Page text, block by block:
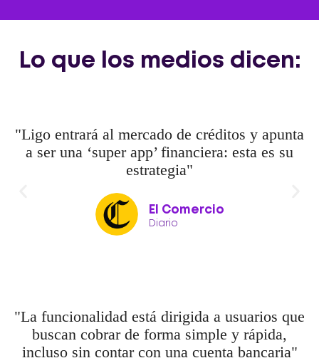
Lo que los medios dicen:
"Ligo entrará al mercado de créditos y apunta
a ser una ‘super app’ financiera: esta es su
estrategia"
El Comercio
Diario
"La funcionalidad está dirigida a usuarios que
buscan cobrar de forma simple y rápida,
incluso sin contar con una cuenta bancaria"